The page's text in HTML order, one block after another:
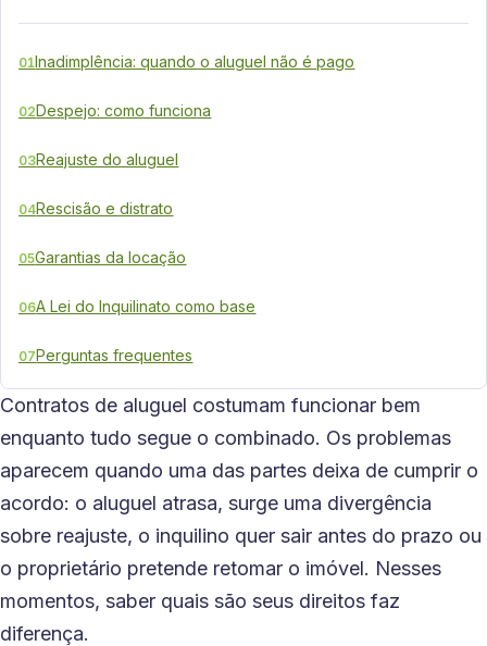
01Inadimplência: quando o aluguel não é pago
02Despejo: como funciona
03Reajuste do aluguel
04Rescisão e distrato
05Garantias da locação
06A Lei do Inquilinato como base
07Perguntas frequentes
Contratos de aluguel costumam funcionar bem
enquanto tudo segue o combinado. Os problemas
aparecem quando uma das partes deixa de cumprir o
acordo: o aluguel atrasa, surge uma divergência
sobre reajuste, o inquilino quer sair antes do prazo ou
o proprietário pretende retomar o imóvel. Nesses
momentos, saber quais são seus direitos faz
diferença.